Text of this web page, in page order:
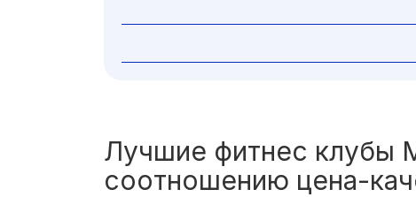
Лучшие фитнес клубы
соотношению цена-